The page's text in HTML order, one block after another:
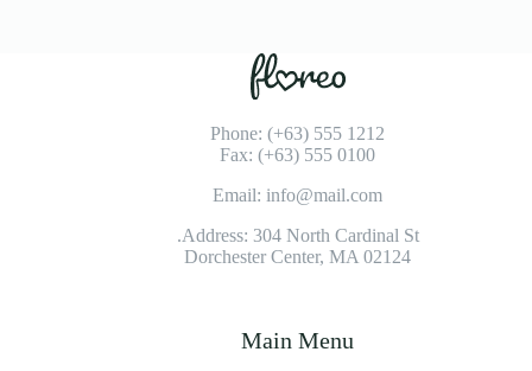
Phone: (+63) 555 1212
Fax: (+63) 555 0100
Email: info@mail.com
Address: 304 North Cardinal St.
Dorchester Center, MA 02124
Main Menu